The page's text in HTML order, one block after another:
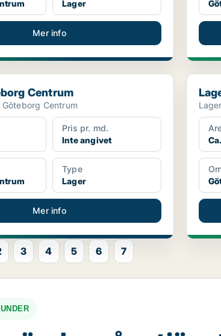
Lager
Mer info
Centrum
Centrum
Centrum
Pris pr. md.
Inte angivet
Type
Lager
Mer info
Lager i
3 4 5 6 7